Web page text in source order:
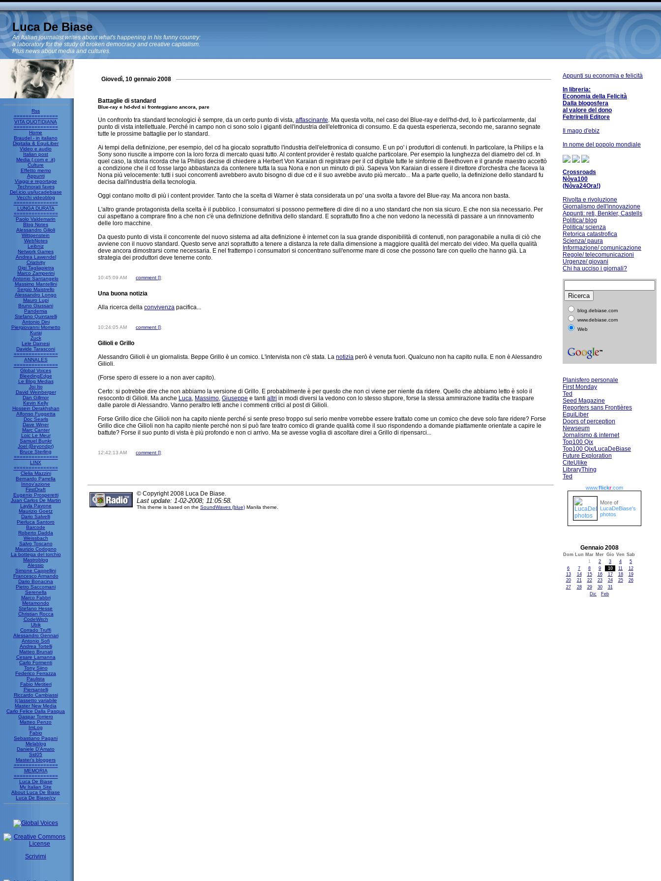
Luca De Biase
An Italian journalist writes about what's happening in his funny country:
a laboratory for the study of broken democracy and creative capitalism.
Plus news about media and cultures.
Rss
===============
VITA QUOTIDIANA
===============
Home
Braudel - in italiano
Digitalia & EquiLiber
Video e audio
Italian post
Media (.com e .it)
Culture
Effetto memo
Appunti
Viaggi e reportage
Technorati faves
Del.icio.us/lucadebiase
Vecchi videoblog
===============
LUNGA DURATA
===============
Paolo Valdemarin
Blog Notes
Alessandro Gilioli
Wittgenstein
WebNotes
Leibniz
Network Games
Andrea Lawendel
Criativity
Gigi Tagliapietra
Marco Zamperini
Antonio Santangelo
Massimo Mantellini
Sergio Maistrello
Alessandro Longo
Mauro Lupi
Bruno Giussani
Pandemia
Stefano Quintarelli
Antonio Dini
Piergiovanni Mometto
Kurai
Zuck
Lele Dainesi
Davide Tarasconi
===============
ANNALES
===============
Global Voices
BleedingEdge
Le Blog Medias
Joi Ito
David Weinberger
Dan Gillmor
Kevin Kelly
Hossein Derakhshan
Alfonso Fuggetta
Doc Searls
Dave Winer
Marc Canter
Loic Le Meur
Samuel Bunkr
Joel (Beyondpr)
Bruce Sterling
===============
LINX
===============
Clelia Mazzini
Bernardo Parrella
Innov'azione
FirstDraft
Eugenio Prosperetti
Juan Carlos De Martin
Layla Pavone
Maurizio Goetz
Dario Salvelli
Pierluca Santoro
Barcode
Roberto Dadda
Weissbach
Salvo Toscano
Maurizio Codogno
La bottega del torchio
Mastroblog
Alessio
Simone Cappellini
Francesco Armando
Dario Bonacina
Pietro Saccomani
Serenella
Marco Fabbri
Metamondo
Stefano Hesse
Christian Rocca
CodeWitch
Ubik
Corrado Truffi
Alessandro Gennari
Antonio Sofi
Andrea Tortelli
Matteo Brunati
Cesare Lamanna
Carlo Formenti
Tony Siino
Federico Ferrazza
Paulista
Fabio Metitieri
Piersantelli
Riccardo Cambiassi
(c)assetto variabile
Master New Media
Carlo Felice Dalla Pasqua
Gaspar Torriero
Matteo Penzo
ImLog
Fabio
Sebastiano Pagani
Melablog
Daniele D'Amato
Sid05
Master's bloggers
===============
MEMORIA
===============
Luca De Biase
My Italian Site
About Luca De Biase
Luca De Biase/cv
Scrivimi
Giovedì, 10 gennaio 2008
Battaglie di standard
Blue-ray e hd-dvd si fronteggiano ancora, pare
Un confronto tra standard tecnologici è sempre, da un certo punto di vista, affascinante. Ma questa volta, nel caso del Blue-ray e dell'hd-dvd, lo è particolarmente, dal
punto di vista intellettuale. Perché in campo non ci sono solo i giganti dell'industria dell'elettronica di consumo. E da questa esperienza, secondo me, saranno segnate
tutte le prossime battaglie per lo standard.
Ai tempi della definizione, per esempio, del cd ha giocato soprattutto l'industria dell'elettronica di consumo. E un po' i produttori di contenuti. In particolare, la Philips e la
Sony sono riuscite a imporre con la loro forza di mercato quasi tutto. Al content provider è restato qualche particolare. Per esempio la lunghezza del diametro del cd. In
quel caso, la storia ricorda che la Philips decise di chiedere a Herbert Von Karaian di registrare per il cd digitale tutte le sinfonie di Beethoven e il grande maestro accettò
a condizione che il cd fosse largo abbastanza da contenere tutta la sua Nona e non un minuto di più. Sapeva Von Karaian di essere il direttore d'orchestra che faceva la
Nona più velocemente: tutti i suoi concorrenti avrebbero avuto bisogno di due cd e il suo avrebbe avuto più mercato... Ma a parte quello, la definizione dello standard fu
decisa dall'industria della tecnologia.
Oggi contano molto di più i content provider. Tanto che la scelta di Warner è stata considerata un po' una svolta a favore del Blue-ray. Ma ancora non basta.
L'altro grande protagonista della scelta è il pubblico. I consumatori si possono permettere di dire di no a uno standard che non sia sicuro. E che non sia necessario. Per
cui aspettano a comprare fino a che non c'è una definizione definitiva dello standard. E soprattutto fino a che non vedono la necessità di passare a un rinnovamento
delle loro macchine.
Da questo punto di vista il concorrente del nuovo sistema ad alta definizione è internet con la sua grande disponibilità di contenuti, non paragonabile a nulla di ciò che
avviene con il nuovo standard. Questo serve anzi soprattutto a tenere a distanza la rete dalla dimensione a maggiore qualità del mercato dei video. Ma quella qualità
deve ancora dimostrarsi come necessaria. E nel frattempo i consumatori si concentrano sull'enorme mare di cose che possono fare con quello che hanno già. La
strategia dei produttori deve tenerne conto.
10:45:09 AM comment [];
Una buona notizia
Alla ricerca della convivenza pacifica...
10:24:05 AM comment [];
Gilioli e Grillo
Alessandro Gilioli è un giornalista. Beppe Grillo è un comico. L'intervista non c'è stata. La notizia però è venuta fuori. Qualcuno non ha capito nulla. E non è Alessandro
Gilioli.
(Forse spero di essere io a non aver capito).
Certo: si potrebbe dire che non abbiamo la versione di Grillo. E probabilmente è per questo che non ci viene per niente da ridere. Quello che abbiamo letto è solo il
resoconto di Gilioli. Ma anche Luca, Massimo, Giuseppe e tanti altri in modi diversi la vedono con lo stesso stupore, forse la stessa ammirazione tradita che traspare
dalle parole di Alessandro. Vanno peraltro letti anche i commenti critici al post di Gilioli.
Forse Grillo dice che Gilioli non ha capito niente perché si sente preso troppo sul serio mentre vorrebbe essere trattato come un comico che deve solo fare ridere? Forse
Grillo dice che Gilioli non ha capito niente perché non si può fare teatro comico di grande qualità come il suo rispondendo a domande piattamente orientate a capire le
battute? Forse il suo punto di vista è più profondo e non ci arrivo. Ma se avesse voglia di ascoltare direi a Grillo di ripensarci...
12:42:13 AM comment [];
© Copyright 2008 Luca De Biase.
Last update: 1-02-2008; 11:05:58.
This theme is based on the SoundWaves (blue) Manila theme.
Appunti su economia e felicità
In libreria:
Economia della Felicità
Dalla blogosfera
al valore del dono
Feltrinelli Editore
Il mago d'ebiz
In nome del popolo mondiale
Crossroads
Nòva100
(Nòva24Ora!)
Rivolta e rivoluzione
Giornalismo dell'innovazione
Appunti: reti, Benkler, Castells
Politica/ blog
Politica/ scienza
Retorica catastrofica
Scienza/ paura
Informazione/ comunicazione
Regole/ telecomunicazioni
Urgenze/ giovani
Chi ha ucciso i giornali?
blog.debiase.com
www.debiase.com
Web
Planisfero personale
First Monday
Ted
Seed Magazine
Reporters sans Frontières
EquiLiber
Doors of perception
Newseum
Jornalismo & internet
Top100 Qix
Top100 Qix/LucaDeBiase
Future Exploration
CiteUlike
LibraryThing
Ted
www.flickr.com
More of
LucaDeBiase's
photos
Gennaio 2008
Dom Lun Mar Mer Gio Ven Sab
1
2 3 4
5
6
7 8 9 10 11
12
13
14 15 16 17 18
19
20
21 22 23 24 25
26
27
28 29 30
31
Dic
Feb